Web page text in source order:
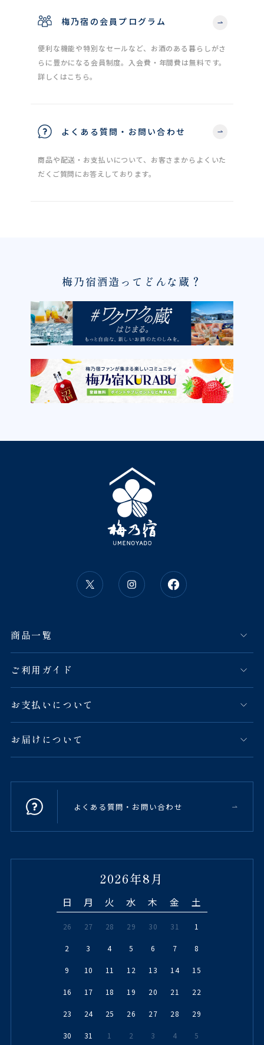
梅乃宿の会員プログラム
便利な機能や特別なセールなど、お酒のある暮らしがさ
らに豊かになる会員制度。入会費・年間費は無料です。
詳しくはこちら。
よくある質問・お問い合わせ
商品や配送・お支払いについて、お客さまからよくいた
だくご質問にお答えしております。
梅乃宿酒造ってどんな蔵？
商品一覧
ご利用ガイド
お支払いについて
お届けについて
よくある質問・お問い合わせ
2026年8月
日 月 火 水 木 金 土
26 27 28 29 30 31 1
2 3 4 5 6 7 8
9 10 11 12 13 14 15
16 17 18 19 20 21 22
23 24 25 26 27 28 29
30 31 1 2 3 4 5